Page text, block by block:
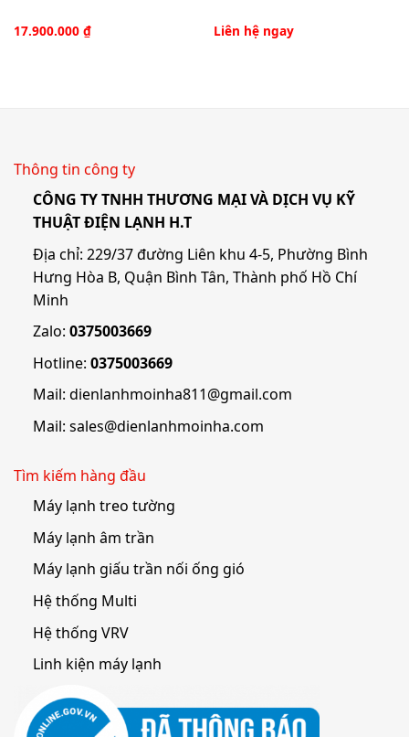
17.900.000 ₫ Liên hệ ngay
Thông tin công ty
CÔNG TY TNHH THƯƠNG MẠI VÀ DỊCH VỤ KỸ
THUẬT ĐIỆN LẠNH H.T
Địa chỉ: 229/37 đường Liên khu 4-5, Phường Bình
Hưng Hòa B, Quận Bình Tân, Thành phố Hồ Chí
Minh
Zalo: 0375003669
Hotline: 0375003669
Mail: dienlanhmoinha811@gmail.com
Mail: sales@dienlanhmoinha.com
Tìm kiếm hàng đầu
Máy lạnh treo tường
Máy lạnh âm trần
Máy lạnh giấu trần nối ống gió
Hệ thống Multi
Hệ thống VRV
Linh kiện máy lạnh